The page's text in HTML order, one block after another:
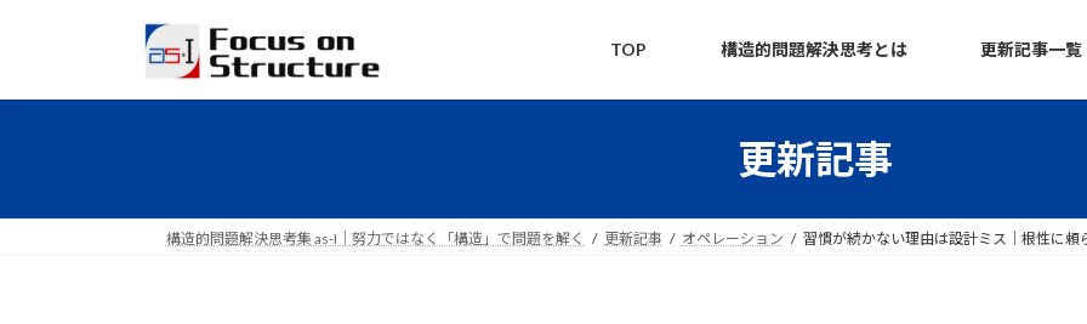
ス
ン
TOP 構造的問題解決思考とは 更新記事一覧
更新記事
構造的問題解決思考集 as-I｜努力ではなく「構造」で問題を解く 更新記事 オペレーション 習慣が続かない理由は設計ミス｜根性に